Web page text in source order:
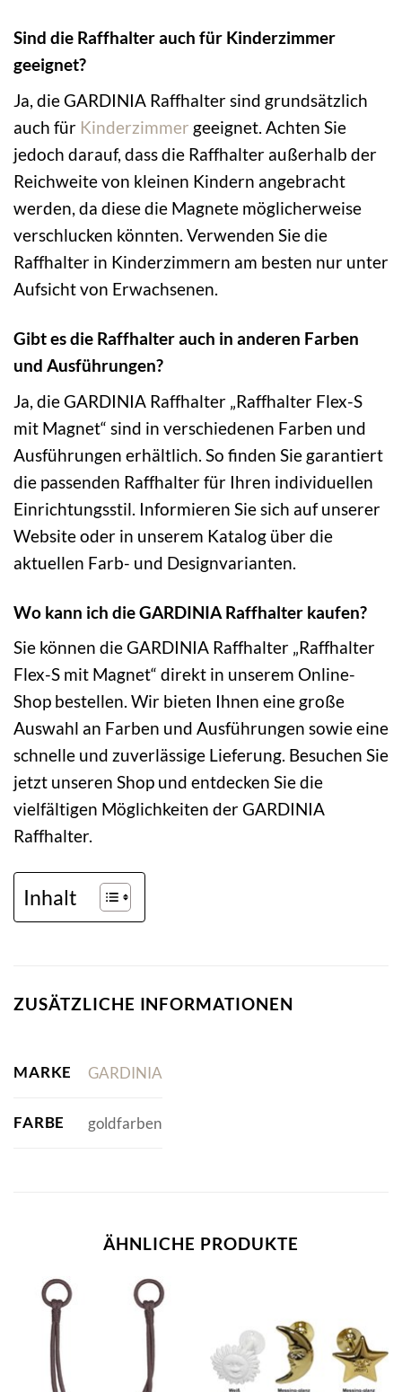
Sind die Raffhalter auch für Kinderzimmer
geeignet?
Ja, die GARDINIA Raffhalter sind grundsätzlich
auch für Kinderzimmer geeignet. Achten Sie
jedoch darauf, dass die Raffhalter außerhalb der
Reichweite von kleinen Kindern angebracht
werden, da diese die Magnete möglicherweise
verschlucken könnten. Verwenden Sie die
Raffhalter in Kinderzimmern am besten nur unter
Aufsicht von Erwachsenen.
Gibt es die Raffhalter auch in anderen Farben
und Ausführungen?
Ja, die GARDINIA Raffhalter „Raffhalter Flex-S
mit Magnet“ sind in verschiedenen Farben und
Ausführungen erhältlich. So finden Sie garantiert
die passenden Raffhalter für Ihren individuellen
Einrichtungsstil. Informieren Sie sich auf unserer
Website oder in unserem Katalog über die
aktuellen Farb- und Designvarianten.
Wo kann ich die GARDINIA Raffhalter kaufen?
Sie können die GARDINIA Raffhalter „Raffhalter
Flex-S mit Magnet“ direkt in unserem Online-
Shop bestellen. Wir bieten Ihnen eine große
Auswahl an Farben und Ausführungen sowie eine
schnelle und zuverlässige Lieferung. Besuchen Sie
jetzt unseren Shop und entdecken Sie die
vielfältigen Möglichkeiten der GARDINIA
Raffhalter.
Inhalt
ZUSÄTZLICHE INFORMATIONEN
MARKE GARDINIA
FARBE goldfarben
ÄHNLICHE PRODUKTE